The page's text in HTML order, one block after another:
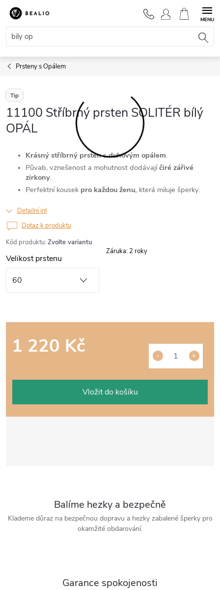
Přejít
obsah
NÁKUPNÍ
KOŠÍK
Prsteny s Opálem
Tip
11100 Stříbrný prsten SOLITÉR bílý
OPÁL
Kód produktu: Zvolte variantu
Krásný stříbrný prstensduhovým opálem.
Půvab, vznešenost a mohutnost dodávajíčiré zářivé
zirkony.
Perfektní kousek pro každou ženu, která miluje šperky.
Detailní informace
Velikost prstenu
1 220 Kč
Vložit do košíku
Dotaz k produktu
Záruka: 2 roky
Balíme hezky a bezpečně
Klademe důraz na bezpečnou dopravu a hezky zabalené šperky pro
okamžité obdarování.
Garance spokojenosti